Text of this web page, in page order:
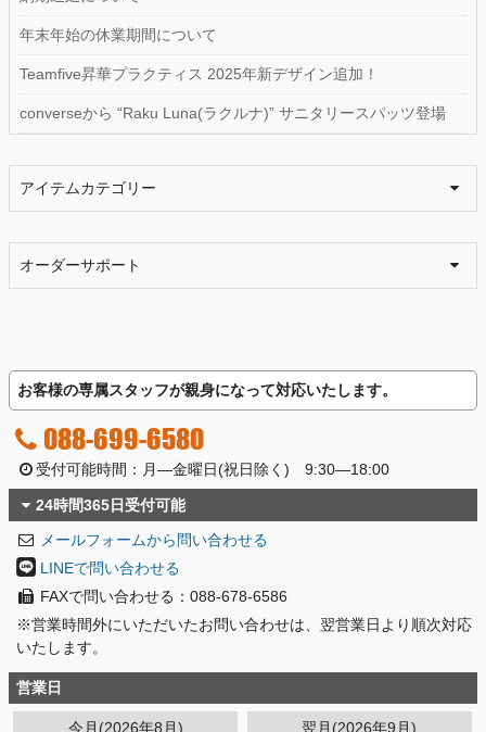
年末年始の休業期間について
Teamfive昇華プラクティス 2025年新デザイン追加！
converseから “Raku Luna(ラクルナ)” サニタリースパッツ登場
アイテムカテゴリー
オーダーサポート
お客様の専属スタッフが親身になって対応いたします。
088-699-6580
受付可能時間：月―金曜日(祝日除く) 9:30―18:00
24時間365日受付可能
メールフォームから問い合わせる
LINEで問い合わせる
FAXで問い合わせる：088-678-6586
※営業時間外にいただいたお問い合わせは、翌営業日より順次対応
いたします。
営業日
今月(2026年8月) 翌月(2026年9月)